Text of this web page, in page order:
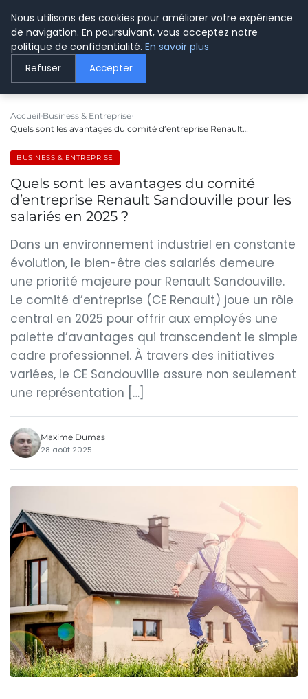
LE WEBMARKETING
Accueil Business & Entreprise
Quels sont les avantages du comité d’entreprise Renault…
BUSINESS & ENTREPRISE
Quels sont les avantages du comité
d’entreprise Renault Sandouville pour les
salariés en 2025 ?
Dans un environnement industriel en constante
évolution, le bien-être des salariés demeure
une priorité majeure pour Renault Sandouville.
Le comité d’entreprise (CE Renault) joue un rôle
central en 2025 pour offrir aux employés une
palette d’avantages qui transcendent le simple
cadre professionnel. À travers des initiatives
variées, le CE Sandouville assure non seulement
une représentation […]
Maxime Dumas
28 août 2025
Nous utilisons des cookies pour améliorer votre expérience
de navigation. En poursuivant, vous acceptez notre
politique de confidentialité. En savoir plus
Refuser Accepter